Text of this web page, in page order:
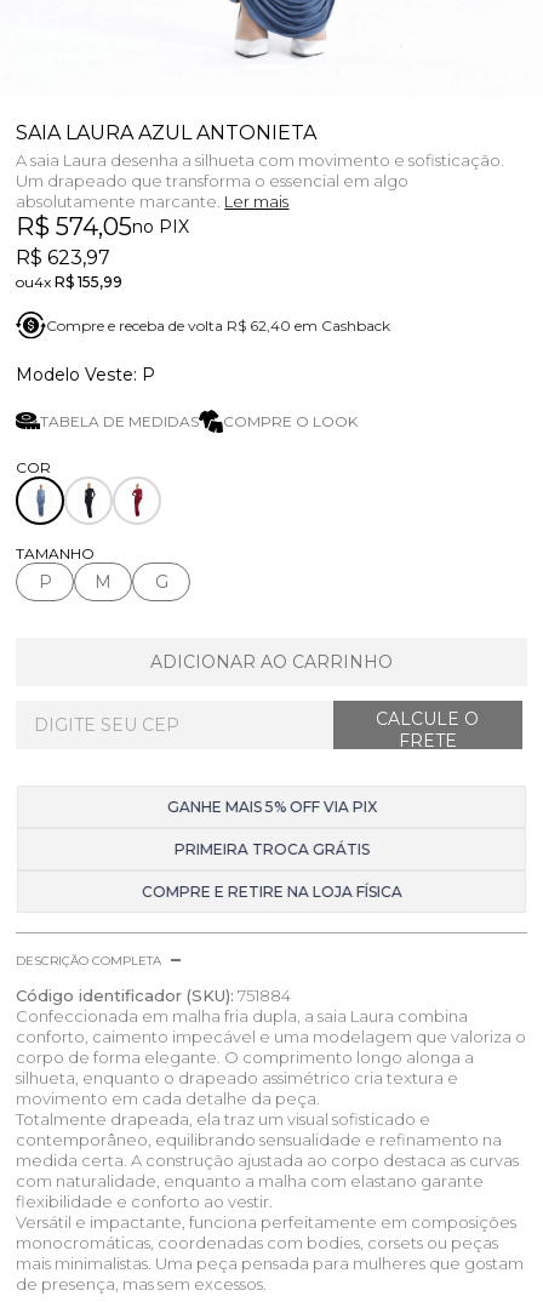
SAIA LAURA AZUL ANTONIETA
A saia Laura desenha a silhueta com movimento e sofisticação.
Um drapeado que transforma o essencial em algo
absolutamente marcante. Ler mais
R$ 574,05no PIX
R$ 623,97
4xR$ 155,99
Compre e receba de volta R$ 62,40 em Cashback
P
TABELA DE MEDIDAS COMPRE O LOOK
TAMANHO
P M G
ADICIONAR AO CARRINHO
GANHE MAIS 5% OFF VIA PIX
PRIMEIRA TROCA GRÁTIS
COMPRE E RETIRE NA LOJA FÍSICA
DESCRIÇÃO COMPLETA
Código identificador (SKU): 751884
Confeccionada em malha fria dupla, a saia Laura combina
conforto, caimento impecável e uma modelagem que valoriza o
corpo de forma elegante. O comprimento longo alonga a
silhueta, enquanto o drapeado assimétrico cria textura e
movimento em cada detalhe da peça.
Totalmente drapeada, ela traz um visual sofisticado e
contemporâneo, equilibrando sensualidade e refinamento na
medida certa. A construção ajustada ao corpo destaca as curvas
com naturalidade, enquanto a malha com elastano garante
flexibilidade e conforto ao vestir.
Versátil e impactante, funciona perfeitamente em composições
monocromáticas, coordenadas com bodies, corsets ou peças
mais minimalistas. Uma peça pensada para mulheres que gostam
de presença, mas sem excessos.